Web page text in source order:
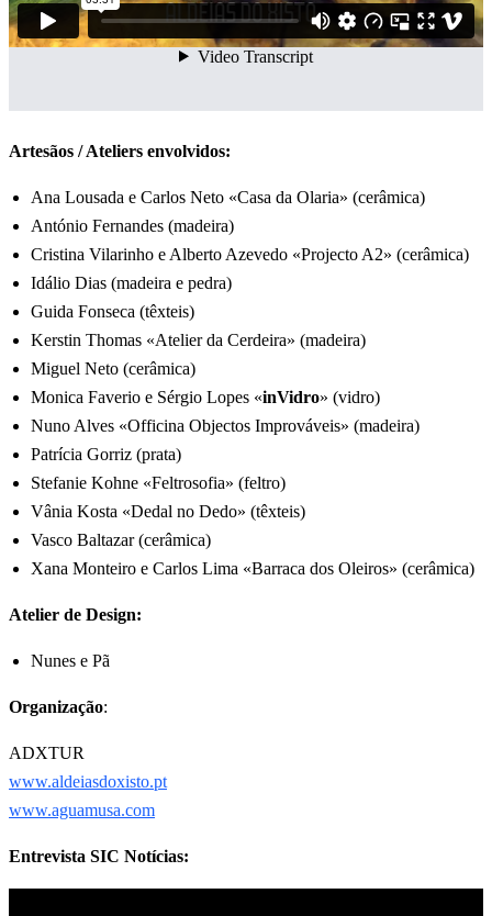
Artesãos / Ateliers envolvidos:
Ana Lousada e Carlos Neto «Casa da Olaria» (cerâmica)
António Fernandes (madeira)
Cristina Vilarinho e Alberto Azevedo «Projecto A2» (cerâmica)
Idálio Dias (madeira e pedra)
Guida Fonseca (têxteis)
Kerstin Thomas «Atelier da Cerdeira» (madeira)
Miguel Neto (cerâmica)
Monica Faverio e Sérgio Lopes «inVidro» (vidro)
Nuno Alves «Officina Objectos Improváveis» (madeira)
Patrícia Gorriz (prata)
Stefanie Kohne «Feltrosofia» (feltro)
Vânia Kosta «Dedal no Dedo» (têxteis)
Vasco Baltazar (cerâmica)
Xana Monteiro e Carlos Lima «Barraca dos Oleiros» (cerâmica)
Atelier de Design:
Nunes e Pã
Organização:
ADXTUR
www.aldeiasdoxisto.pt
www.aguamusa.com
Entrevista SIC Notícias: